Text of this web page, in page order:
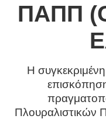
ΠΑΠΠ
H
Πλουραλιστικών